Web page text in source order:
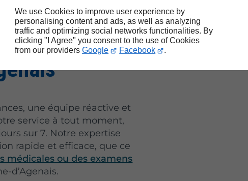
We use Cookies to improve user experience by
personalising content and ads, as well as analyzing
traffic and optimizing social networks functionalities. By
clicking "I Agree" you consent to the use of Cookies
from our providers Google Facebook .
24h/24 à
une équipe réactive et
service à tout moment,
sur 7. Notre expertise
rapide et efficace, que ce
médicales ou des examens
d’Agenais.